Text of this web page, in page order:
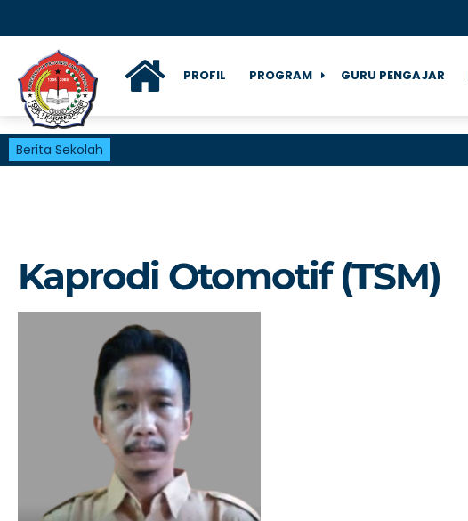
PROFIL PROGRAM GURU PENGAJAR
Berita Sekolah
Kaprodi Otomotif (TSM)